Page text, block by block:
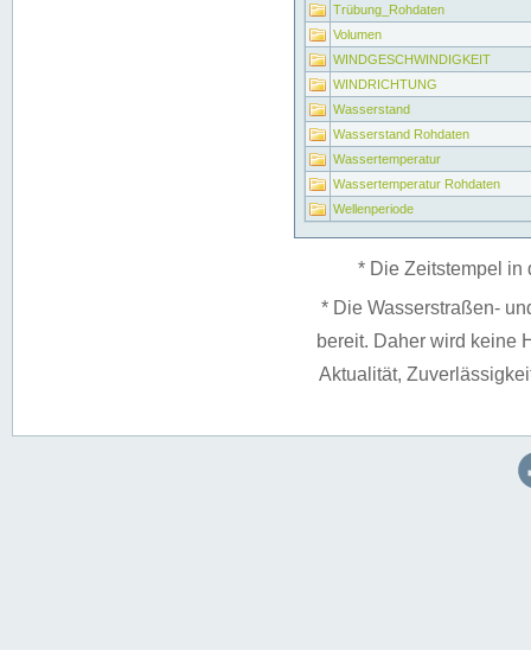
Trübung_Rohdaten
Volumen
WINDGESCHWINDIGKEIT
WINDRICHTUNG
Wasserstand
Wasserstand Rohdaten
Wassertemperatur
Wassertemperatur Rohdaten
Wellenperiode
* Die Zeitstempel in
* Die Wasserstraßen-
bereit. Daher wird keine
Aktualität,